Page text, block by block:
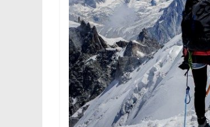
passion,
tout
en
profitant
de
découverte
culturelle
d’un